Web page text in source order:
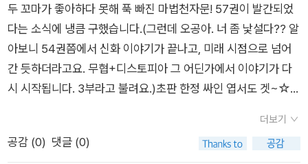
가를 받고 정보(情報)를 팔기도 해. 때론 그 대가가 자신의 보수
(報酬)보다 크기도 하고.[출판사로부터 도서만 제공받았습니다]
관리부 대장 사이온이오공을 갑작스레 공격하게 됩니다​다행히
사이온의 부하가 축제가 모두 끝날때까지 기다려보자고 말린상
황에서​오공과 아람치는리더 등록 축제에 참가했고,​오공은 떨어
졌지만아람치는 합격...​이로써 아람치는 오공과 함께 하지 못해
아쉽지만리더 아카데미에 입학했죠​미리내 거리를 걷다가리더 등
록축제에서 떨어진세 명을 우연히 만나게 됩니다 ​그러던 중 의문
의 가면 리더를 만나게 됐고,가면 리더는 오공을 포함한 4명을 차
두 꼬마가 좋아하다 못해 푹 빠진 마법천자문! 57권이 발간되었
다는 소식에 냉큼 구했습니다.(그런데 오공아. 너 좀 낯설다?? 알
아보니 54권쯤에서 신화 이야기가 끝나고, 미래 시점으로 넘어
간 듯하더라고요. 무협+디스토피아 그 어딘가에서 이야기가 다
시 시작됩니다. 3부라고 불려요.)초판 한정 싸인 엽서도 겟~☆​전
띄어요. 현직 중학교 선생님이 감수를 하기에 어휘 쪽으로 방향이
잡힌 걸까 짐작이 되는데 너무 어려운 한자가 많았던 전작에 비
더보기
공감 (0) 댓글 (0)